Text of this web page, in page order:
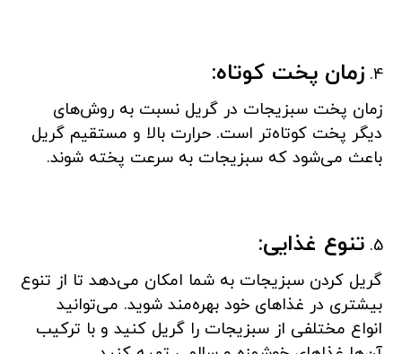
زمان پخت کوتاه:
زمان پخت سبزیجات در گریل نسبت به روش‌های
دیگر پخت کوتاه‌تر است. حرارت بالا و مستقیم گریل
باعث می‌شود که سبزیجات به سرعت پخته شوند.
تنوع غذایی:
گریل کردن سبزیجات به شما امکان می‌دهد تا از تنوع
بیشتری در غذاهای خود بهره‌مند شوید. می‌توانید
انواع مختلفی از سبزیجات را گریل کنید و با ترکیب